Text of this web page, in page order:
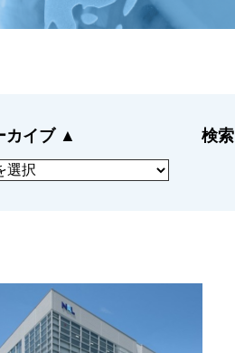
カイブ ▲ 検索
ビノワ 企業概要